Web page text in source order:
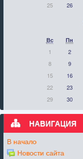
25
26
Вс Пн
1
2
8
9
15
16
22
23
29
30
НАВИГАЦИЯ
В начало
Новости сайта